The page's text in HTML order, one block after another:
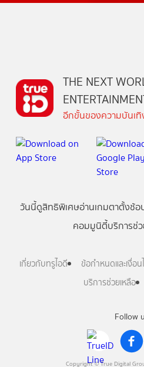
Follow
Copyright © True Digital
THE NEXT
อีกขั้นของความบันเ
วันนี้ดูสิทธิพิเศษอ่านเกมตาตั้งช้อ
คอมมูนิตี้บริการช่
เกี่ยวกับทรูไอดี ข้อกำหนดและเงื่อน
บริการช่วยเหลือ